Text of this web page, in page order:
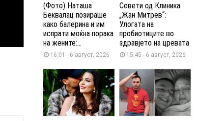
(Фото) Наташа
Беквалац позираше
како балерина и им
испрати моќна порака
на жените:...
16:01 - 6 август, 2026
Совети од Клиника
„Жан Митрев“:
Улогата на
пробиотиците во
здравјето на цревата
15:45 - 6 август, 2026